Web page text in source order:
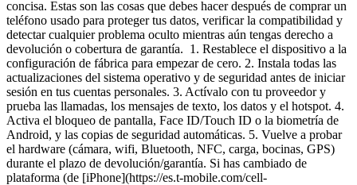
concisa. Estas son las cosas que debes hacer después de comprar un
teléfono usado para proteger tus datos, verificar la compatibilidad y
detectar cualquier problema oculto mientras aún tengas derecho a
devolución o cobertura de garantía. 1. Restablece el dispositivo a la
configuración de fábrica para empezar de cero. 2. Instala todas las
actualizaciones del sistema operativo y de seguridad antes de iniciar
sesión en tus cuentas personales. 3. Actívalo con tu proveedor y
prueba las llamadas, los mensajes de texto, los datos y el hotspot. 4.
Activa el bloqueo de pantalla, Face ID/Touch ID o la biometría de
Android, y las copias de seguridad automáticas. 5. Vuelve a probar
el hardware (cámara, wifi, Bluetooth, NFC, carga, bocinas, GPS)
durante el plazo de devolución/garantía. Si has cambiado de
plataforma (de [iPhone](https://es.t-mobile.com/cell-